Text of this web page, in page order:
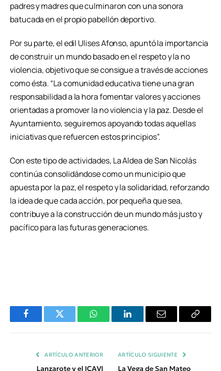
padres y madres que culminaron con una sonora
batucada en el propio pabellón deportivo.
Por su parte, el edil Ulises Afonso, apuntó la importancia
de construir un mundo basado en el respeto y la no
violencia, objetivo que se consigue a través de acciones
como ésta. “La comunidad educativa tiene una gran
responsabilidad a la hora fomentar valores y acciones
orientadas a promover la no violencia y la paz. Desde el
Ayuntamiento, seguiremos apoyando todas aquellas
iniciativas que refuercen estos principios”.
Con este tipo de actividades, La Aldea de San Nicolás
continúa consolidándose como un municipio que
apuesta por la paz, el respeto y la solidaridad, reforzando
la idea de que cada acción, por pequeña que sea,
contribuye a la construcción de un mundo más justo y
pacífico para las futuras generaciones.
FacebookTwitter WhatsAppLinkedInEmail
Copiar
ARTÍCULO ANTERIOR
Lanzarote y el ICAVI
ARTÍCULO SIGUIENTE
La Vega de San Mateo